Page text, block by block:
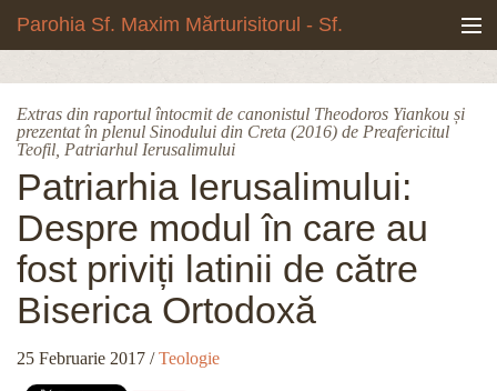
Parohia Sf. Maxim Mărturisitorul - Sf.
Noua biserică
Botezuri & Cununii
Teologie & Cuvinte duhovnicești
Fotografii
Preotul paroh
Program liturgic
Extras din raportul întocmit de canonistul Theodoros Yiankou și
prezentat în plenul Sinodului din Creta (2016) de Preafericitul
Teofil, Patriarhul Ierusalimului
Patriarhia Ierusalimului:
Despre modul în care au
fost priviți latinii de către
Biserica Ortodoxă
25 Februarie 2017 /Teologie